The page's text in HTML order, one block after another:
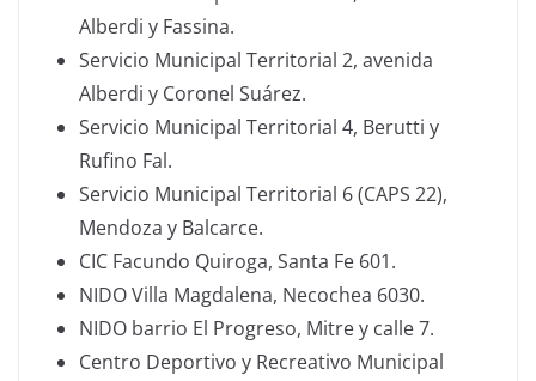
Alberdi y Fassina.
Servicio Municipal Territorial 2, avenida
Alberdi y Coronel Suárez.
Servicio Municipal Territorial 4, Berutti y
Rufino Fal.
Servicio Municipal Territorial 6 (CAPS 22),
Mendoza y Balcarce.
CIC Facundo Quiroga, Santa Fe 601.
NIDO Villa Magdalena, Necochea 6030.
NIDO barrio El Progreso, Mitre y calle 7.
Centro Deportivo y Recreativo Municipal